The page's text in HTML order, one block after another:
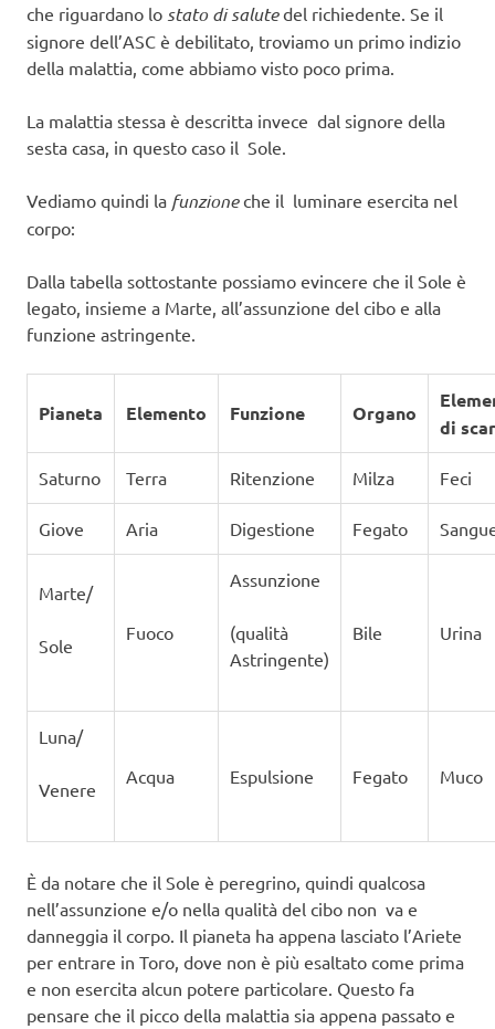
che riguardano lo stato di salutedel richiedente. Se il
signore dell’ASC è debilitato, troviamo un primo indizio
della malattia, come abbiamo visto poco prima.
La malattia stessa è descritta invece dal signore della
sesta casa, in questo caso il Sole.
Vediamo quindi la funzioneche il luminare esercita nel
corpo:
Dalla tabella sottostante possiamo evincere che il Sole è
legato, insieme a Marte, all’assunzione del cibo e alla
funzione astringente.
Pianeta Elemento Funzione Organo
di
Saturno Terra Ritenzione Milza Feci
Giove Aria Digestione Fegato
Marte/
Sole
Fuoco
Assunzione
(qualità
Astringente)
Bile Urina
Luna/
Venere
Acqua Espulsione Fegato Muco
È da notare che il Sole è peregrino, quindi qualcosa
nell’assunzione e/o nella qualità del cibo non va e
danneggia il corpo. Il pianeta ha appena lasciato l’Ariete
per entrare in Toro, dove non è più esaltato come prima
e non esercita alcun potere particolare. Questo fa
pensare che il picco della malattia sia appena passato e